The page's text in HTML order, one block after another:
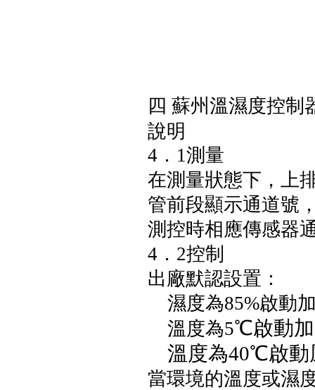
四 蘇州溫濕度控制
說明
4．1測量
在測量狀態下，上
管前段顯示通道號
測控時相應傳感器
4．2控制
出廠默認設置：
濕度為85%啟動
溫度為5℃啟動
溫度為40℃啟動
當環境的溫度或濕